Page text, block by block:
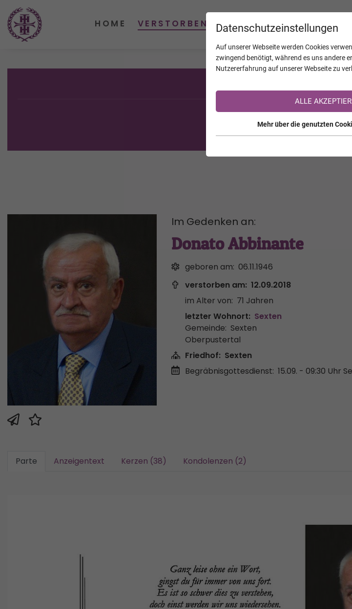
Sie sind noch nicht auf
>> zur kostenlosen
Im Gedenken an:
Donato Abbinante
geboren am: 06.11.1946
verstorben am: 12.09.2018
im Alter von: 71 Jahren
letzter Wohnort: Sexten
Gemeinde: Sexten
Oberpustertal
Friedhof: Sexten
Begräbnisgottesdienst: 15.09. - 09:30 Uhr
Parte Anzeigentext Kerzen (38) Kondolenzen (2)
Datenschutzeinstellungen
Auf unserer Webseite werden Cookies
zwingend benötigt, während es uns andere
Nutzererfahrung auf unserer Webseite zu
ALLE
Mehr über die genutzten
HOME VERSTORBENE KALENDER